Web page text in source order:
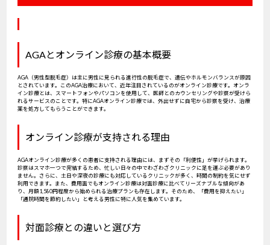
AGAとオンライン診療の基本概要
AGA（男性型脱毛症）は主に男性に見られる進行性の脱毛症で、遺伝やホルモンバランスが原因
とされています。このAGA治療において、近年注目されているのがオンライン診療です。オンラ
イン診療とは、スマートフォンやパソコンを使用して、医師とのカウンセリングや診察が受けら
れるサービスのことです。特にAGAオンライン診療では、外出せずに自宅から診察を受け、治療
薬を処方してもらうことができます。
オンライン診療が支持される理由
AGAオンライン診療が多くの患者に支持される理由には、まずその「利便性」が挙げられます。
診察はスマホ一つで完結するため、忙しい日々の中でわざわざクリニックに足を運ぶ必要があり
ません。さらに、土日や深夜の診療にも対応しているクリニックが多く、時間の制約を気にせず
利用できます。また、費用面でもオンライン診療は対面診療に比べてリーズナブルな傾向があ
り、月額1,580円程度から始められる治療プランも存在します。そのため、「費用を抑えたい」
「通院時間を節約したい」と考える男性に特に人気を集めています。
対面診療との違いと選び方